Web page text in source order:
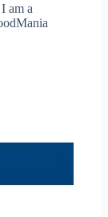
am a